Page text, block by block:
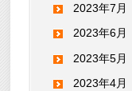
2023年7月
2023年6月
2023年5月
2023年4月